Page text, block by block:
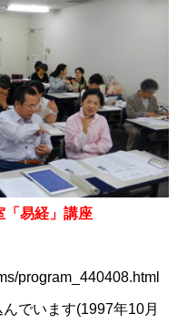
「易経」講座
program_440408.html
でいます(1997年10月